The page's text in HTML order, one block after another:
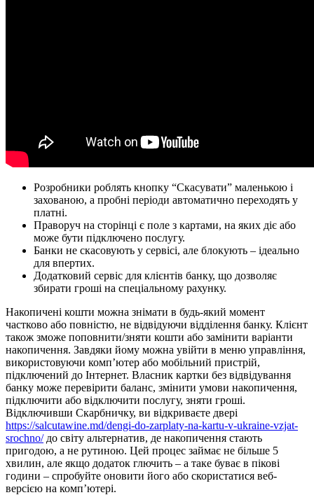
Розробники роблять кнопку “Скасувати” маленькою і
захованою, а пробні періоди автоматично переходять у
платні.
Праворуч на сторінці є поле з картами, на яких діє або
може бути підключено послугу.
Банки не скасовують у сервісі, але блокують – ідеально
для впертих.
Додатковий сервіс для клієнтів банку, що дозволяє
збирати гроші на спеціальному рахунку.
Накопичені кошти можна знімати в будь-який момент
частково або повністю, не відвідуючи відділення банку. Клієнт
також зможе поповнити/зняти кошти або замінити варіанти
накопичення. Завдяки йому можна увійти в меню управління,
використовуючи комп’ютер або мобільний пристрій,
підключений до Інтернет. Власник картки без відвідування
банку може перевірити баланс, змінити умови накопичення,
підключити або відключити послугу, зняти гроші.
Відключивши Скарбничку, ви відкриваєте двері
https://salcutawine.md/dengi-do-zarplaty-na-kartu-v-ukraine-vzjat-
srochno/до світу альтернатив, де накопичення стають
пригодою, а не рутиною. Цей процес займає не більше 5
хвилин, але якщо додаток глючить – а таке буває в пікові
години – спробуйте оновити його або скористатися веб-
версією на комп’ютері.